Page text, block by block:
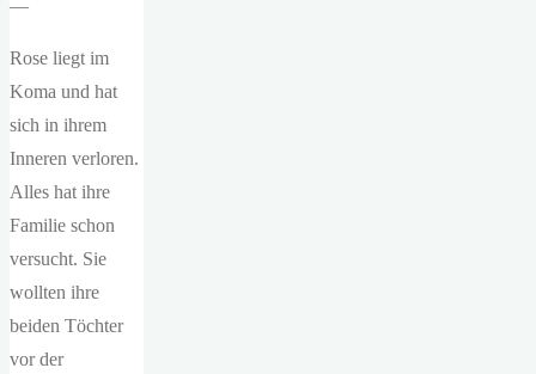
—
Rose liegt im
Koma und hat
sich in ihrem
Inneren verloren.
Alles hat ihre
Familie schon
versucht. Sie
wollten ihre
beiden Töchter
vor der